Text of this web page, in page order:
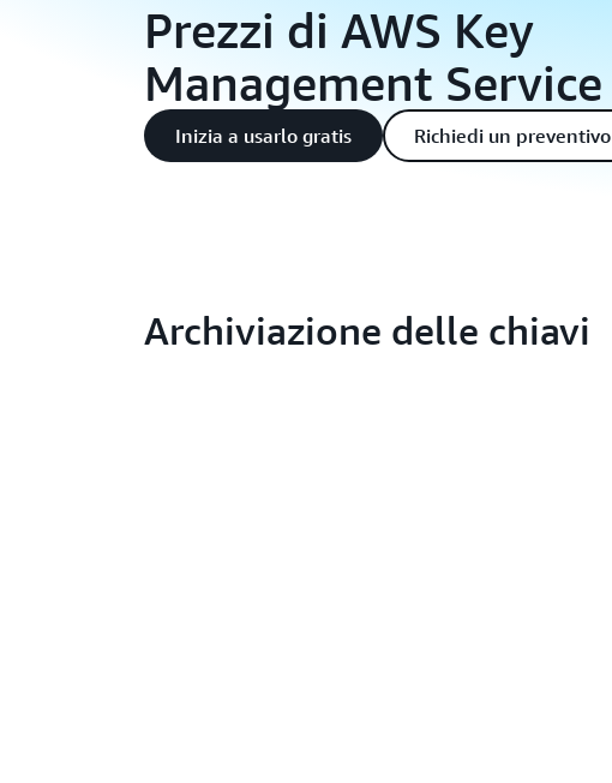
Prezzi di AWS Key
Management Service
Inizia a usarlo gratis Richiedi un preventivo
Archiviazione delle chiavi